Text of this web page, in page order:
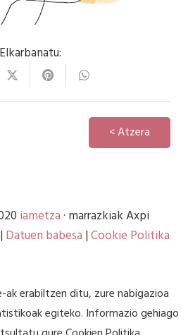
Elkarbanatu:
< Atzera
iametza· marrazkiak Axpi
| Datuen babesa |Cookie Politika
ak erabiltzen ditu, zure nabigazioa
egiteko. Informazio gehiago